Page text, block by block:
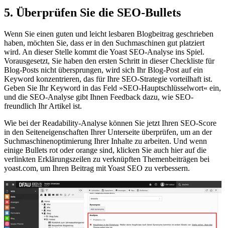
5. Überprüfen Sie die SEO-Bullets
Wenn Sie einen guten und leicht lesbaren Blogbeitrag geschrieben
haben, möchten Sie, dass er in den Suchmaschinen gut platziert
wird. An dieser Stelle kommt die Yoast SEO-Analyse ins Spiel.
Vorausgesetzt, Sie haben den ersten Schritt in dieser Checkliste für
Blog-Posts nicht übersprungen, wird sich Ihr Blog-Post auf ein
Keyword konzentrieren, das für Ihre SEO-Strategie vorteilhaft ist.
Geben Sie Ihr Keyword in das Feld »SEO-Hauptschlüsselwort« ein,
und die SEO-Analyse gibt Ihnen Feedback dazu, wie SEO-
freundlich Ihr Artikel ist.
Wie bei der Readability-Analyse können Sie jetzt Ihren SEO-Score
in den Seiteneigenschaften Ihrer Unterseite überprüfen, um an der
Suchmaschinenoptimierung Ihrer Inhalte zu arbeiten. Und wenn
einige Bullets rot oder orange sind, klicken Sie auch hier auf die
verlinkten Erklärungszeilen zu verknüpften Themenbeiträgen bei
yoast.com, um Ihren Beitrag mit Yoast SEO zu verbessern.